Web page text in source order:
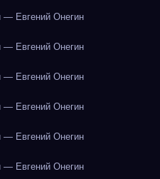
— Евгений Онегин
— Евгений Онегин
— Евгений Онегин
— Евгений Онегин
— Евгений Онегин
— Евгений Онегин